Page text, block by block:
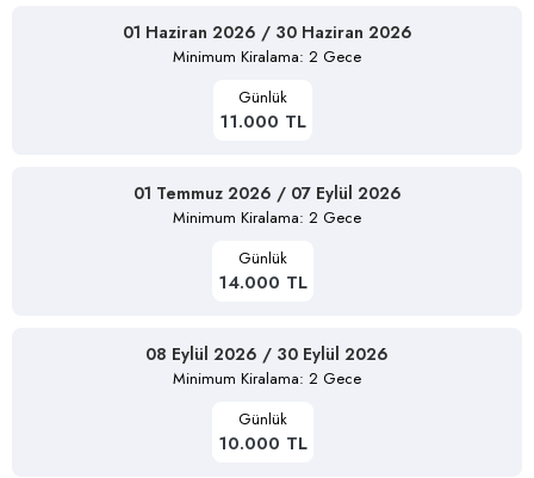
01 Haziran 2026 / 30 Haziran 2026
Minimum Kiralama: 2 Gece
Günlük
11.000 TL
01 Temmuz 2026 / 07 Eylül 2026
Minimum Kiralama: 2 Gece
Günlük
14.000 TL
08 Eylül 2026 / 30 Eylül 2026
Minimum Kiralama: 2 Gece
Günlük
10.000 TL